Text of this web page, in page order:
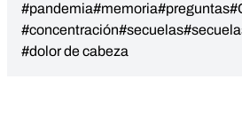
#pandemia#memoria#preguntas
#concentración#secuelas
#dolor de cabeza